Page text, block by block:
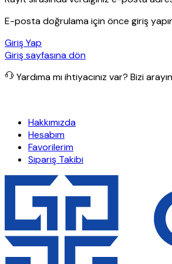
E-posta doğrulama için önce giriş
Giriş Yap
Giriş sayfasına dön
Yardıma mı ihtiyacınız var? Bizi
Hakkımızda
Hesabım
Favorilerim
Sipariş Takibi